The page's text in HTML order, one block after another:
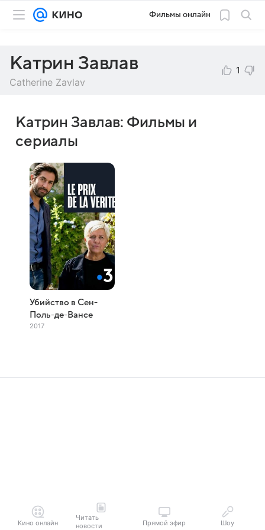
Фильмы онлайн
Катрин Завлав
Catherine Zavlav
1
Катрин Завлав: Фильмы и
сериалы
Убийство в Сен-
Поль-де-Вансе
2017
Кино онлайн
Читать
новости
Прямой эфир Шоу